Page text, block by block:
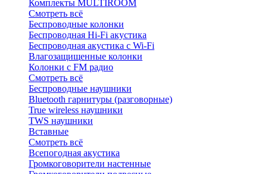
Комплекты MULTIROOM
Смотреть всё
Беспроводные колонки
Беспроводная Hi-Fi акустика
Беспроводная акустика с Wi-Fi
Влагозащищенные колонки
Колонки с FM радио
Смотреть всё
Беспроводные наушники
Bluetоoth гарнитуры (разговорные)
True wireless наушники
TWS наушники
Вставные
Смотреть всё
Всепогодная акустика
Громкоговорители настенные